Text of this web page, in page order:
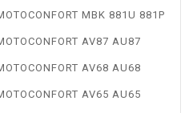
MBK 881U 881P
AV87 AU87
AV68 AU68
AV65 AU65